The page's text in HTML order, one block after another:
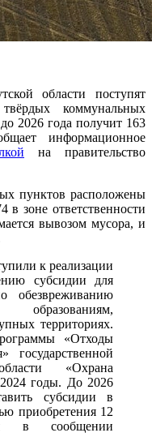
области поступят
коммунальных
2026 года получит 163
информационное
на правительство
пунктов расположены
в зоне ответственности
вывозом мусора, и
к реализации
субсидии для
обезвреживанию
территориях.
«Отходы
государственной
«Охрана
годы. До 2026
субсидии в
приобретения 12
в сообщении